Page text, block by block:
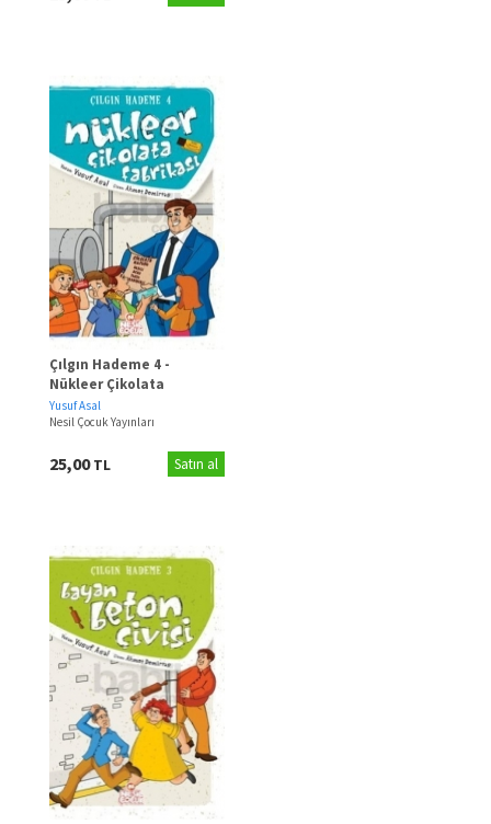
Çılgın Hademe 4 -
Nükleer Çikolata
Fabrikası
Yusuf Asal
Nesil Çocuk Yayınları
25,00TL Satın al